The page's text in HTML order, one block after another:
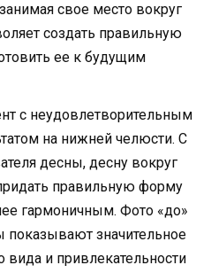
свое место вокруг
создать правильную
ее к будущим
с неудовлетворительным
на нижней челюсти. С
десны, десну вокруг
правильную форму
гармоничным. Фото «до»
показывают значительное
и привлекательности